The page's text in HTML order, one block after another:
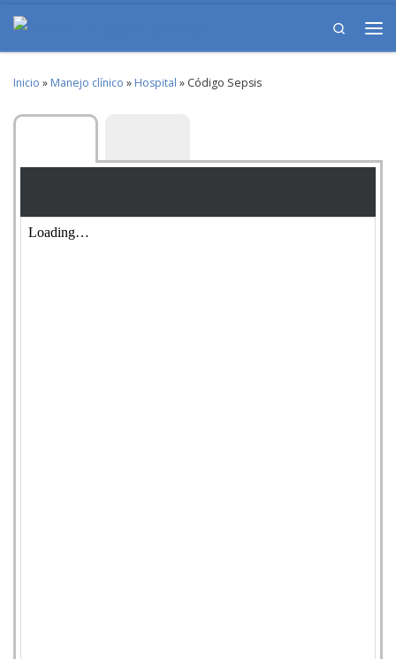
Skip to content
Search
Inicio » Manejo clínico » Hospital » Código Sepsis